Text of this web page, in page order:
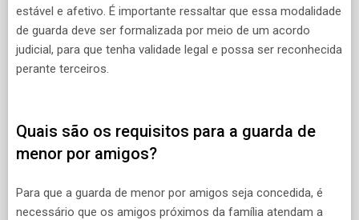
estável e afetivo. É importante ressaltar que essa modalidade
de guarda deve ser formalizada por meio de um acordo
judicial, para que tenha validade legal e possa ser reconhecida
perante terceiros.
Quais são os requisitos para a guarda de
menor por amigos?
Para que a guarda de menor por amigos seja concedida, é
necessário que os amigos próximos da família atendam a